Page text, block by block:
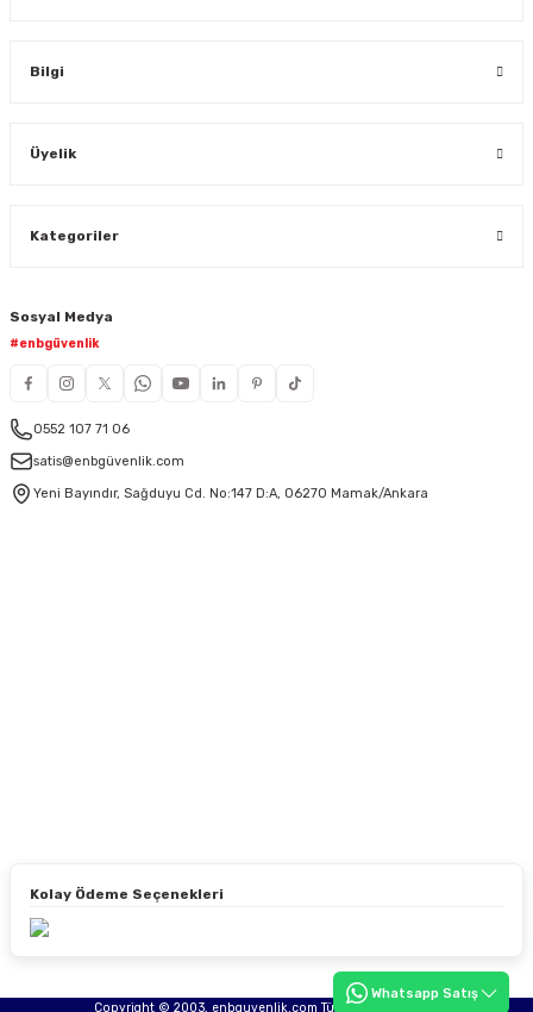
Bilgi
Üyelik
Kategoriler
Sosyal Medya
#enbgüvenlik
0552 107 71 06
satis@enbgüvenlik.com
Yeni Bayındır, Sağduyu Cd. No:147 D:A, 06270 Mamak/Ankara
Kolay Ödeme Seçenekleri
Copyright © 2003, enbguvenlik.com Tüm hakları saklıdır.
Whatsapp Satış